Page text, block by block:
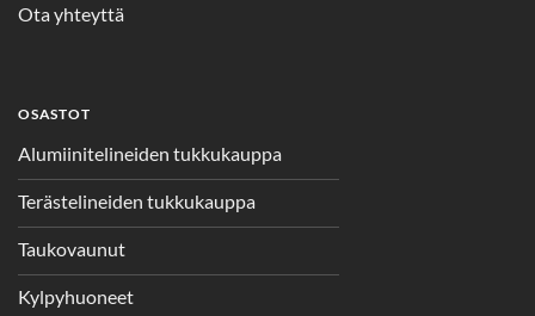
Ota yhteyttä
OSASTOT
Alumiinitelineiden tukkukauppa
Terästelineiden tukkukauppa
Taukovaunut
Kylpyhuoneet